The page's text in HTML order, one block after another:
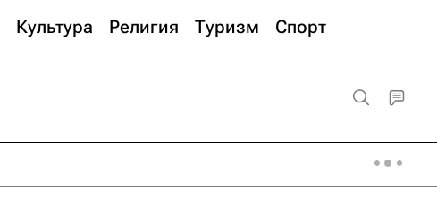
Культура Религия Туризм Спорт